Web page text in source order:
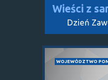
Wieści z
Dzień
WOJEWÓDZTWO